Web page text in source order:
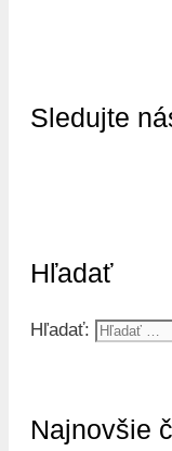
Sledujte
Hľadať
Hľadať:
Najnovšie